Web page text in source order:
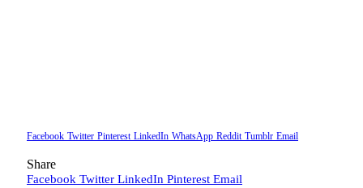
Facebook Twitter Pinterest LinkedIn WhatsApp Reddit Tumblr Email
Share
Facebook Twitter LinkedIn Pinterest Email